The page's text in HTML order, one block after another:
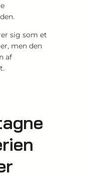
sig som et
men den
af